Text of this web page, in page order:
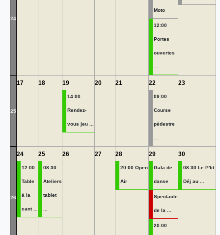
24
Moto
12:00
Portes
ouvertes
25
17 18 19
14:00
Rendez-
vous jeu ...
20 21 22
09:00
Course
pédestre
23
26
24
12:00
Table
à la
cant ...
25
08:30
Ateliers
tablet
26 27 28
20:00 Open
Air
29
Gala de
danse
Spectacle
de la ...
20:00
30
08:30 Le P'tit
Déj au ...